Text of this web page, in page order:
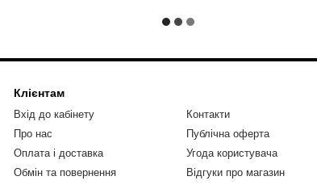
Клієнтам
Вхід до кабінету
Про нас
Оплата і доставка
Обмін та повернення
Контакти
Публічна оферта
Угода користувача
Відгуки про магазин